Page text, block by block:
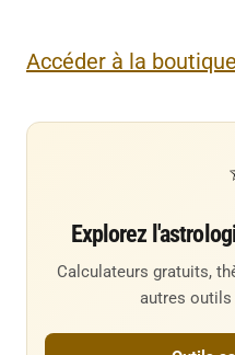
Accéder à la
Explorez
Calculateurs gratuits,
autres